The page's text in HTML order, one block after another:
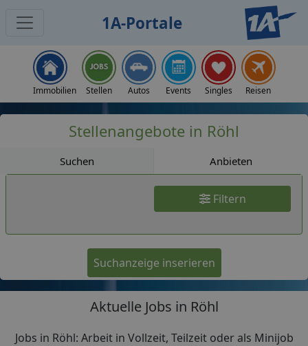
1A-Portale
Immobilien Stellen Autos Events Singles Reisen
Stellenangebote in Röhl
Suchen Anbieten
Filtern
Suchanzeige inserieren
Aktuelle Jobs in Röhl
Jobs in Röhl: Arbeit in Vollzeit, Teilzeit oder als Minijob